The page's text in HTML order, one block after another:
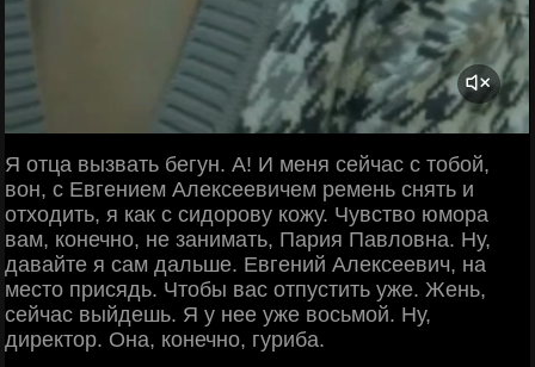
Я отца вызвать бегун. А! И меня сейчас с тобой,
вон, с Евгением Алексеевичем ремень снять и
отходить, я как с сидорову кожу. Чувство юмора
вам, конечно, не занимать, Пария Павловна. Ну,
давайте я сам дальше. Евгений Алексеевич, на
место присядь. Чтобы вас отпустить уже. Жень,
сейчас выйдешь. Я у нее уже восьмой. Ну,
директор. Она, конечно, гуриба.